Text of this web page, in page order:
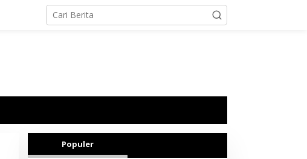
Populer